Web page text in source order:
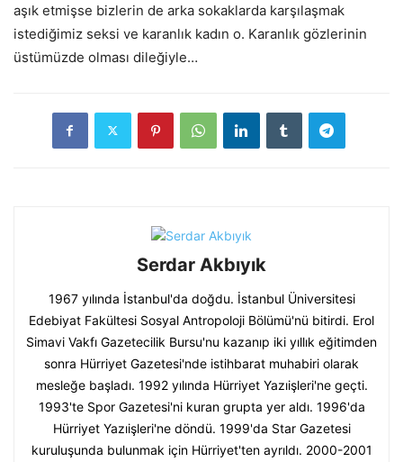
aşık etmişse bizlerin de arka sokaklarda karşılaşmak
istediğimiz seksi ve karanlık kadın o. Karanlık gözlerinin
üstümüzde olması dileğiyle…
Serdar Akbıyık
1967 yılında İstanbul'da doğdu. İstanbul Üniversitesi
Edebiyat Fakültesi Sosyal Antropoloji Bölümü'nü bitirdi. Erol
Simavi Vakfı Gazetecilik Bursu'nu kazanıp iki yıllık eğitimden
sonra Hürriyet Gazetesi'nde istihbarat muhabiri olarak
mesleğe başladı. 1992 yılında Hürriyet Yazıişleri'ne geçti.
1993'te Spor Gazetesi'ni kuran grupta yer aldı. 1996'da
Hürriyet Yazıişleri'ne döndü. 1999'da Star Gazetesi
kuruluşunda bulunmak için Hürriyet'ten ayrıldı. 2000-2001